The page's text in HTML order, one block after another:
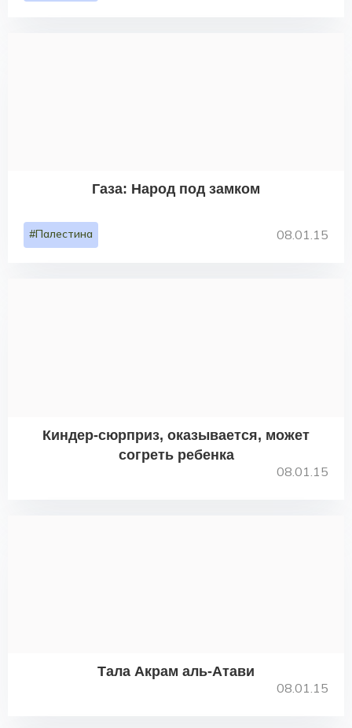
08.01.15
Газа: Народ под замком
#Палестина
08.01.15
Киндер-сюрприз, оказывается, может
согреть ребенка
08.01.15
Тала Акрам аль-Атави